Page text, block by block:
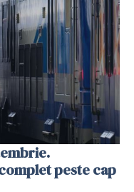
peste cap